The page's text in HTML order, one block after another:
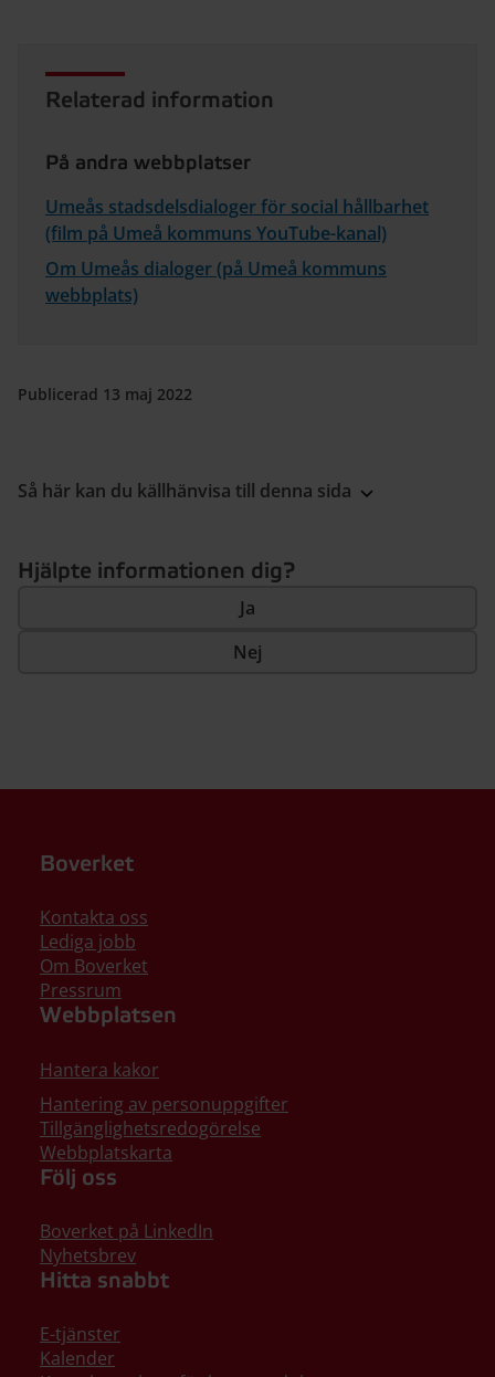
Relaterad information
På andra webbplatser
Umeås stadsdelsdialoger för social hållbarhet
(film på Umeå kommuns YouTube-kanal)
Om Umeås dialoger (på Umeå kommuns
webbplats)
Publicerad 13 maj 2022
Så här kan du källhänvisa till denna sida
Hjälpte informationen dig?
Ja
Nej
Boverket
Kontakta oss
Lediga jobb
Om Boverket
Pressrum
Webbplatsen
Hantera kakor
Hantering av personuppgifter
Tillgänglighetsredogörelse
Webbplatskarta
Följ oss
Boverket på LinkedIn
Nyhetsbrev
Hitta snabbt
E-tjänster
Kalender